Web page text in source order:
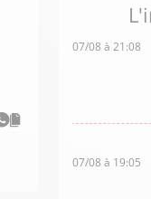
07/08 à 21:08
07/08 à 19:05